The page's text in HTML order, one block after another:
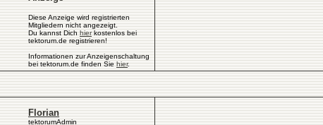
Diese Anzeige wird registrierten
Mitgliedern nicht angezeigt.
Du kannst Dich hierkostenlos bei
tektorum.de registrieren!
Informationen zur Anzeigenschaltung
bei tektorum.de finden Sie hier.
Florian
tektorumAdmin